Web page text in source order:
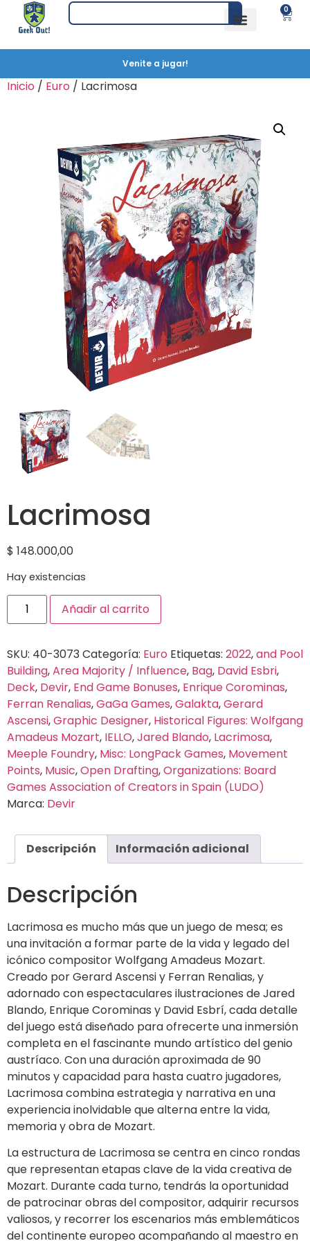
0
Venite a jugar!
Inicio / Euro / Lacrimosa
Lacrimosa
$ 148.000,00
Hay existencias
Añadir al carrito
SKU: 40-3073Categoría: Euro Etiquetas: 2022,and Pool
Building,Area Majority / Influence, Bag, David Esbri,
Deck, Devir, End Game Bonuses, Enrique Corominas,
Ferran Renalias,GaGa Games,Galakta,Gerard
Ascensi,Graphic Designer, Historical Figures: Wolfgang
Amadeus Mozart, IELLO,Jared Blando, Lacrimosa,
Meeple Foundry, Misc: LongPack Games, Movement
Points, Music,Open Drafting,Organizations: Board
Games Association of Creators in Spain (LUDO)
Marca: Devir
Descripción Información adicional
Descripción
Lacrimosa es mucho más que un juego de mesa; es
una invitación a formar parte de la vida y legado del
icónico compositor Wolfgang Amadeus Mozart.
Creado por Gerard Ascensi y Ferran Renalias, y
adornado con espectaculares ilustraciones de Jared
Blando, Enrique Corominas y David Esbrí, cada detalle
del juego está diseñado para ofrecerte una inmersión
completa en el fascinante mundo artístico del genio
austríaco. Con una duración aproximada de 90
minutos y capacidad para hasta cuatro jugadores,
Lacrimosa combina estrategia y narrativa en una
experiencia inolvidable que alterna entre la vida,
memoria y obra de Mozart.
La estructura de Lacrimosa se centra en cinco rondas
que representan etapas clave de la vida creativa de
Mozart. Durante cada turno, tendrás la oportunidad
de patrocinar obras del compositor, adquirir recursos
valiosos, y recorrer los escenarios más emblemáticos
del continente europeo acompañando al maestro en